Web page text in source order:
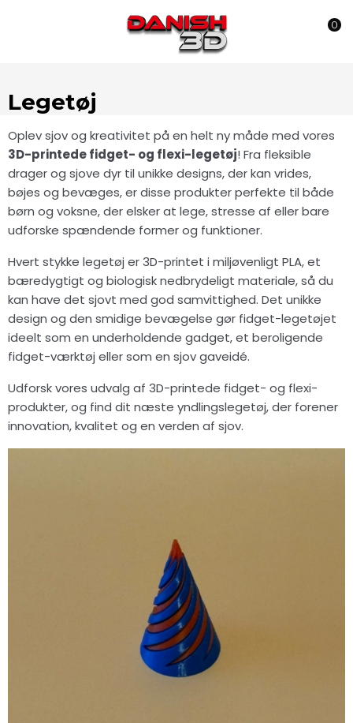
0
Legetøj
Oplev sjov og kreativitet på en helt ny måde med vores
3D-printede fidget- og flexi-legetøj! Fra fleksible
drager og sjove dyr til unikke designs, der kan vrides,
bøjes og bevæges, er disse produkter perfekte til både
børn og voksne, der elsker at lege, stresse af eller bare
udforske spændende former og funktioner.
Hvert stykke legetøj er 3D-printet i miljøvenligt PLA, et
bæredygtigt og biologisk nedbrydeligt materiale, så du
kan have det sjovt med god samvittighed. Det unikke
design og den smidige bevægelse gør fidget-legetøjet
ideelt som en underholdende gadget, et beroligende
fidget-værktøj eller som en sjov gaveidé.
Udforsk vores udvalg af 3D-printede fidget- og flexi-
produkter, og find dit næste yndlingslegetøj, der forener
innovation, kvalitet og en verden af sjov.